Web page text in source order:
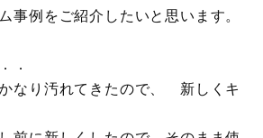
事例をご紹介したいと思います。
．
なり汚れてきたので、 新しくキ